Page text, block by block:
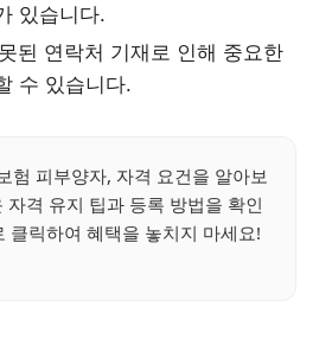
있습니다.
된 연락처 기재로 인해 중요한
수 있습니다.
험 피부양자, 자격 요건을 알아보
자격 유지 팁과 등록 방법을 확인
클릭하여 혜택을 놓치지 마세요!